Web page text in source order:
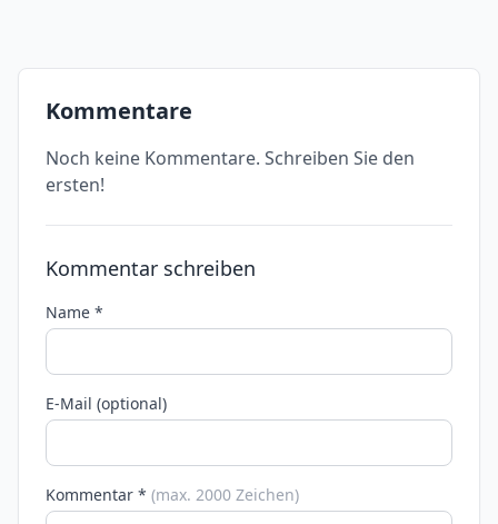
Kommentare
Noch keine Kommentare. Schreiben Sie den
ersten!
Kommentar schreiben
Name *
E-Mail (optional)
Kommentar * (max. 2000 Zeichen)